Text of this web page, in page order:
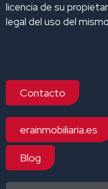
licencia de su
legal del uso del
Contacto
erainmobiliaria.es
Blog